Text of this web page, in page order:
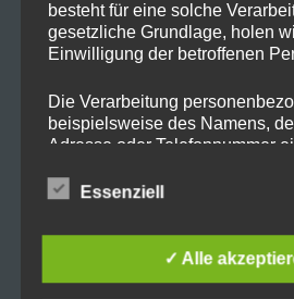
Beim China-ShopOchama
gerade denXiaomi F2 4K
Zoll
kostet er rund350 €.
Der Fernseher läuft mit
besteht für eine solche
gesetzliche Grundlage, holen
Einwilligung der betroffenen
Die Verarbeitung
beispielsweise des Namens,
Adresse oder Telefonnummer
Datenschutz-Grundverordnung
landesspezifischen
Mittels dieser
Essenziell
✓ Alle